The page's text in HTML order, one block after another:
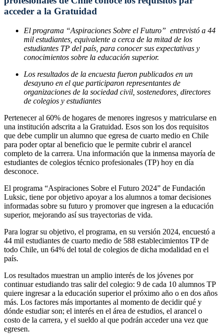
acceder a la Gratuidad
El programa “Aspiraciones Sobre el Futuro” entrevistó a 44
mil estudiantes, equivalente a cerca de la mitad de los
estudiantes TP del país, para conocer sus expectativas y
conocimientos sobre la educación superior.
Los resultados de la encuesta fueron publicados en un
desayuno en el que participaron representantes de
organizaciones de la sociedad civil, sostenedores, directores
de colegios y estudiantes
Pertenecer al 60% de hogares de menores ingresos y matricularse en
una institución adscrita a la Gratuidad. Esos son los dos requisitos
que debe cumplir un alumno que egresa de cuarto medio en Chile
para poder optar al beneficio que le permite cubrir el arancel
completo de la carrera. Una información que la inmensa mayoría de
estudiantes de colegios técnico profesionales (TP) hoy en día
desconoce.
El programa “Aspiraciones Sobre el Futuro 2024” de Fundación
Luksic, tiene por objetivo apoyar a los alumnos a tomar decisiones
informadas sobre su futuro y promover que ingresen a la educación
superior, mejorando así sus trayectorias de vida.
Para lograr su objetivo, el programa, en su versión 2024, encuestó a
44 mil estudiantes de cuarto medio de 588 establecimientos TP de
todo Chile, un 64% del total de colegios de dicha modalidad en el
país.
Los resultados muestran un amplio interés de los jóvenes por
continuar estudiando tras salir del colegio: 9 de cada 10 alumnos TP
quiere ingresar a la educación superior el próximo año o en dos años
más. Los factores más importantes al momento de decidir qué y
dónde estudiar son; el interés en el área de estudios, el arancel o
costo de la carrera, y el sueldo al que podrán acceder una vez que
egresen.